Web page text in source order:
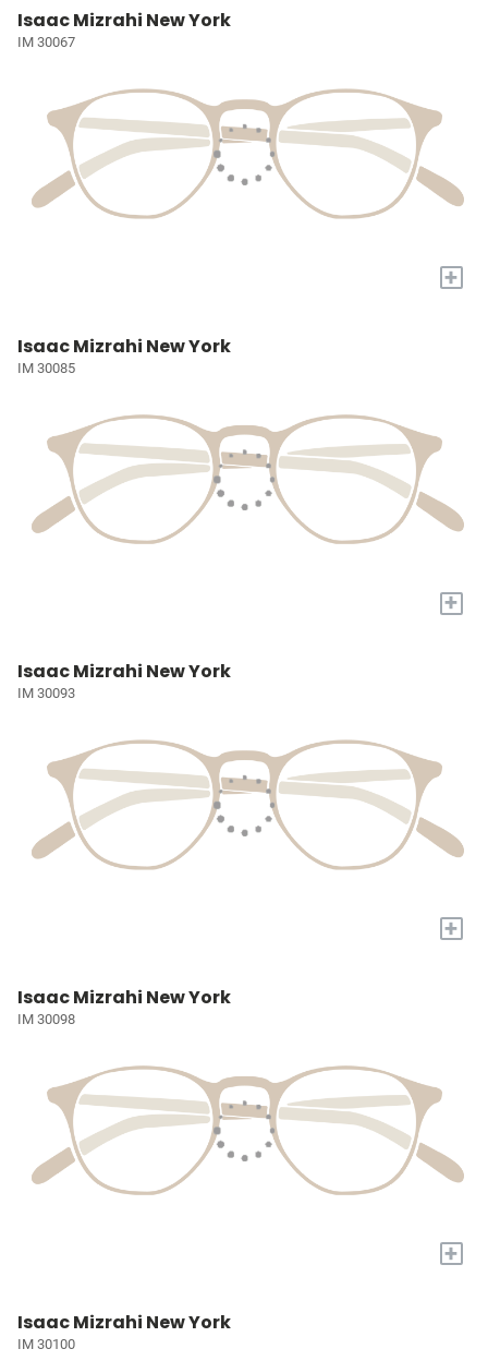
Isaac Mizrahi New York
IM 30067
+
Isaac Mizrahi New York
IM 30085
+
Isaac Mizrahi New York
IM 30093
+
Isaac Mizrahi New York
IM 30098
+
Isaac Mizrahi New York
IM 30100